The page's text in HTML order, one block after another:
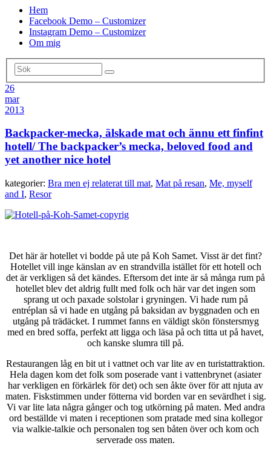
Hem
Facebook Demo – Customizer
Instagram Demo – Customizer
Om mig
26
mar
2013
Backpacker-mecka, älskade mat och ännu ett finfint
hotell/ The backpacker’s mecka, beloved food and
yet another nice hotel
kategorier: Bra men ej relaterat till mat, Mat på resan, Me, myself
and I, Resor
Det här är hotellet vi bodde på ute på Koh Samet. Visst är det fint?
Hotellet vill inge känslan av en strandvilla istället för ett hotell och
det är verkligen så det kändes. Eftersom det inte är så många rum på
hotellet blev det aldrig fullt med folk och här var det ingen som
sprang ut och paxade solstolar i gryningen. Vi hade rum på
entréplan så vi hade en utgång på baksidan av byggnaden och en
utgång på trädäcket. I rummet fanns en väldigt skön fönstersmyg
med en bred soffa, perfekt att ligga och läsa på och titta ut på havet,
och kanske slumra till på.
Restaurangen låg en bit ut i vattnet och var lite av en turistattraktion.
Hela dagen kom det folk som poserade vant i vattenbrynet (asiater
har verkligen en förkärlek för det) och sen åkte över för att njuta av
maten. Fiskstimmen under fötterna vid borden var en sevärdhet i sig.
Vi var lite lata några gånger och tog utkörning på maten. Med andra
ord beställde vi maten i receptionen som pratade med sina kollegor
via walkie-talkie och personalen tog sen båten över och kom och
serverade oss maten.